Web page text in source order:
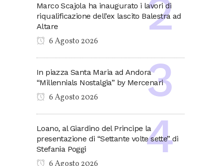
Marco Scajola ha inaugurato i lavori di
riqualificazione dell’ex lascito Balestra ad
Altare
6 Agosto 2026
In piazza Santa Maria ad Andora
“Millennials Nostalgia” by Mercenari
6 Agosto 2026
Loano, al Giardino del Principe la
presentazione di “Settante volte sette” di
Stefania Poggi
6 Agosto 2026